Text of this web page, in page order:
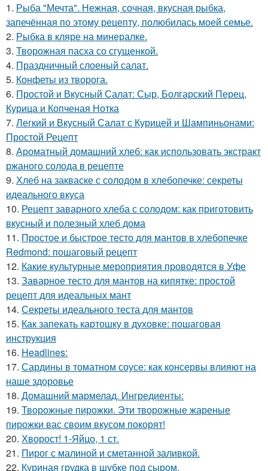
1. Рыба "Мечта". Нежная, сочная, вкусная рыбка,
запечённая по этому рецепту, полюбилась моей семье.
2. Рыбка в кляре на минералке.
3. Творожная пасха со сгущенкой.
4. Праздничный слоеный салат.
5. Конфеты из творога.
6. Простой и Вкусный Салат: Сыр, Болгарский Перец,
Курица и Копченая Нотка
7. Легкий и Вкусный Салат с Курицей и Шампиньонами:
Простой Рецепт
8. Ароматный домашний хлеб: как использовать экстракт
ржаного солода в рецепте
9. Хлеб на закваске с солодом в хлебопечке: секреты
идеального вкуса
10. Рецепт заварного хлеба с солодом: как приготовить
вкусный и полезный хлеб дома
11. Простое и быстрое тесто для мантов в хлебопечке
Redmond: пошаговый рецепт
12. Какие культурные мероприятия проводятся в Уфе
13. Заварное тесто для мантов на кипятке: простой
рецепт для идеальных мант
14. Секреты идеального теста для мантов
15. Как запекать картошку в духовке: пошаговая
инструкция
16. Headlines:
17. Сардины в томатном соусе: как консервы влияют на
наше здоровье
18. Домашний мармелад. Ингредиенты:
19. Творожные пирожки. Эти творожные жареные
пирожки вас своим вкусом покорят!
20. Хворост! 1-Яйцо, 1 ст.
21. Пирог с малиной и сметанной заливкой.
22. Куриная грудка в шубке под сыром.